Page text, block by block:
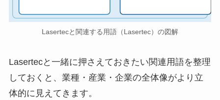
Lasertecと関連する用語（Lasertec）の図解
Lasertecと一緒に押さえておきたい関連用語を整理
しておくと、業種・産業・企業の全体像がより立
体的に見えてきます。